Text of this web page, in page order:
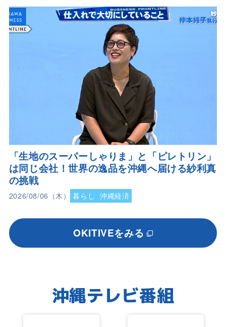
「生地のスーパーしゃりま」と「ピレトリン」
は同じ会社！世界の逸品を沖縄へ届ける紗利真
の挑戦
2026/08/06（木） 暮らし 沖縄経済
OKITIVEをみる
沖縄テレビ番組